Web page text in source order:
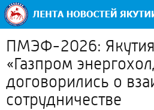
ПМЭФ-2026:
«Газпром
договорились о
сотрудничестве